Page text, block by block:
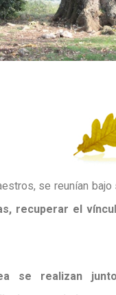
se reunían
recuperar el
se realizan